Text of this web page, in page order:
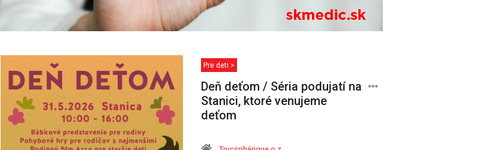
Pre deti >
Deň deťom / Séria podujatí na
Stanici, ktoré venujeme
deťom